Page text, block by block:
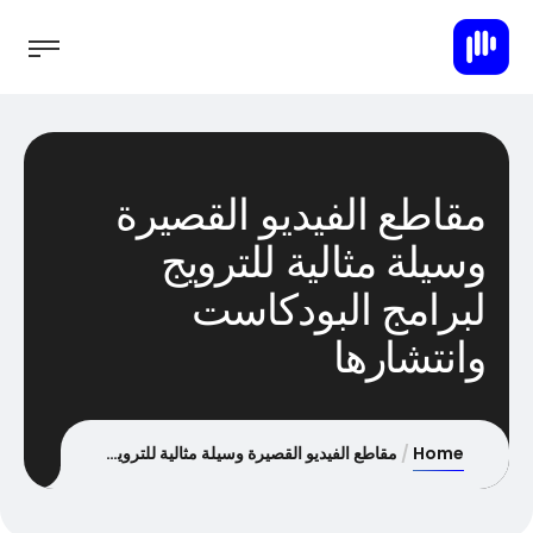
مقاطع الفيديو القصيرة
وسيلة مثالية للترويج
لبرامج البودكاست
وانتشارها
Home مقاطع الفيديو القصيرة وسيلة مثالية للترويج لبرامج البودكاست وانتشارها